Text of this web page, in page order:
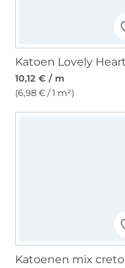
10,12 € / m
(6,98 € / 1 m²)